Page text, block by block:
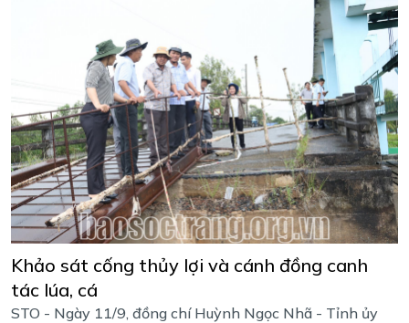
Khảo sát cống thủy lợi và cánh đồng canh
tác lúa, cá
STO - Ngày 11/9, đồng chí Huỳnh Ngọc Nhã - Tỉnh ủy